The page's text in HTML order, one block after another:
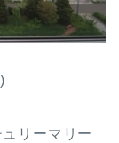
リーマリー